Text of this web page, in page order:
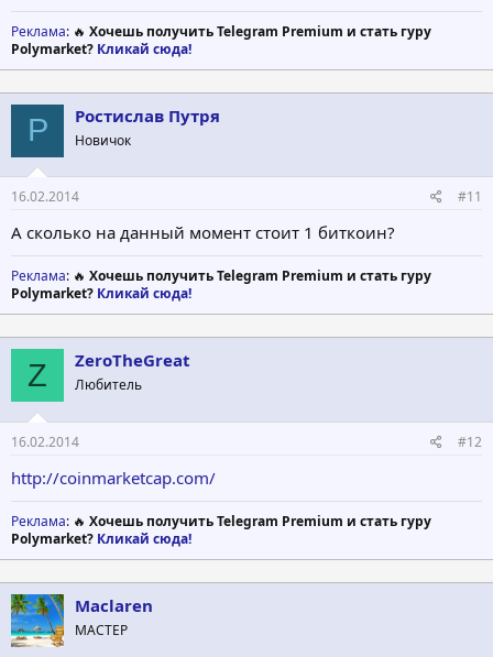
Реклама: 🔥 Хочешь получить Telegram Premium и стать гуру
Polymarket? Кликай сюда!
Р Ростислав Путря
Новичок
16.02.2014 #11
А сколько на данный момент стоит 1 биткоин?
Реклама: 🔥 Хочешь получить Telegram Premium и стать гуру
Polymarket? Кликай сюда!
Z ZeroTheGreat
Любитель
16.02.2014 #12
http://coinmarketcap.com/
Реклама: 🔥 Хочешь получить Telegram Premium и стать гуру
Polymarket? Кликай сюда!
Maclaren
МАСТЕР